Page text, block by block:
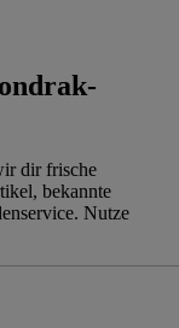
dir frische
bekannte
Nutze